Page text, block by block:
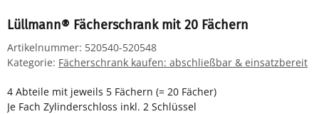
Lüllmann® Fächerschrank mit 20 Fächern
Artikelnummer: 520540-520548
Kategorie: Fächerschrank kaufen: abschließbar & einsatzbereit
4 Abteile mit jeweils 5 Fächern (= 20 Fächer)
Je Fach Zylinderschloss inkl. 2 Schlüssel